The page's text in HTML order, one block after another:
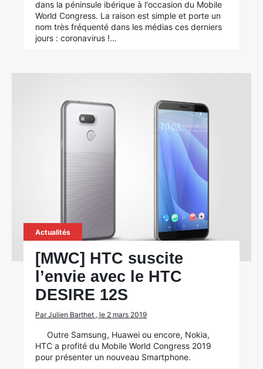
dans la péninsule ibérique à l'occasion du Mobile
World Congress. La raison est simple et porte un
nom très fréquenté dans les médias ces derniers
jours : coronavirus !…
Actualités
[MWC] HTC suscite
l’envie avec le HTC
DESIRE 12S
Par Julien Barthet , le 2 mars 2019
Outre Samsung, Huawei ou encore, Nokia,
HTC a profité du Mobile World Congress 2019
pour présenter un nouveau Smartphone.